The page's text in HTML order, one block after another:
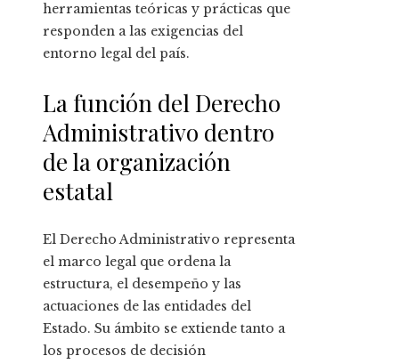
herramientas teóricas y prácticas que
responden a las exigencias del
entorno legal del país.
La función del Derecho
Administrativo dentro
de la organización
estatal
El Derecho Administrativo representa
el marco legal que ordena la
estructura, el desempeño y las
actuaciones de las entidades del
Estado. Su ámbito se extiende tanto a
los procesos de decisión